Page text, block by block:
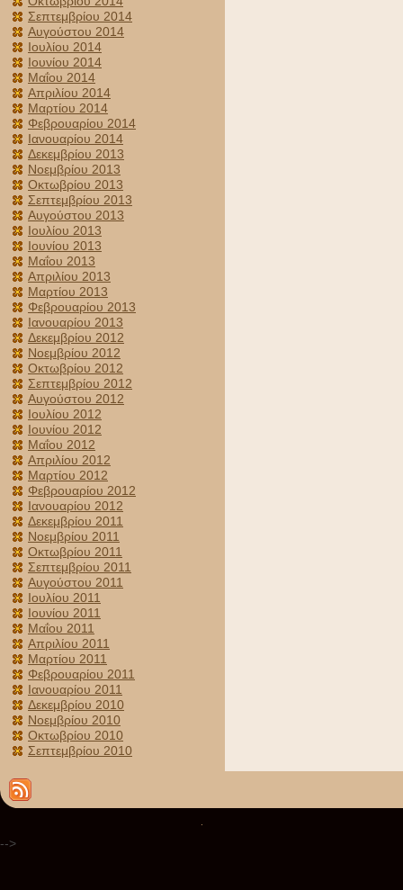
Σεπτεμβρίου 2014
Αυγούστου 2014
Ιουλίου 2014
Ιουνίου 2014
Μαΐου 2014
Απριλίου 2014
Μαρτίου 2014
Φεβρουαρίου 2014
Ιανουαρίου 2014
Δεκεμβρίου 2013
Νοεμβρίου 2013
Οκτωβρίου 2013
Σεπτεμβρίου 2013
Αυγούστου 2013
Ιουλίου 2013
Ιουνίου 2013
Μαΐου 2013
Απριλίου 2013
Μαρτίου 2013
Φεβρουαρίου 2013
Ιανουαρίου 2013
Δεκεμβρίου 2012
Νοεμβρίου 2012
Οκτωβρίου 2012
Σεπτεμβρίου 2012
Αυγούστου 2012
Ιουλίου 2012
Ιουνίου 2012
Μαΐου 2012
Απριλίου 2012
Μαρτίου 2012
Φεβρουαρίου 2012
Ιανουαρίου 2012
Δεκεμβρίου 2011
Νοεμβρίου 2011
Οκτωβρίου 2011
Σεπτεμβρίου 2011
Αυγούστου 2011
Ιουλίου 2011
Ιουνίου 2011
Μαΐου 2011
Απριλίου 2011
Μαρτίου 2011
Φεβρουαρίου 2011
Ιανουαρίου 2011
Δεκεμβρίου 2010
Νοεμβρίου 2010
Οκτωβρίου 2010
Σεπτεμβρίου 2010
-->